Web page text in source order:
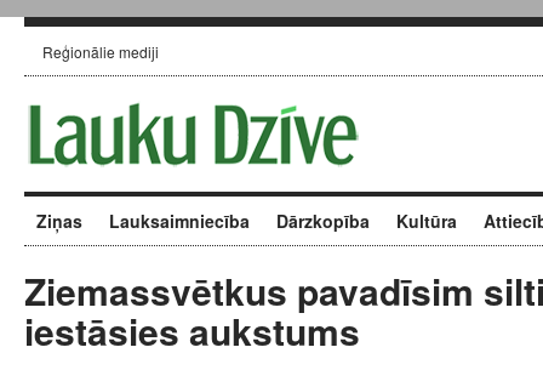
Reģionālie mediji
Ziņas Lauksaimniecība Dārzkopība Kultūra
Ziemassvētkus pavadīsim
iestāsies aukstums